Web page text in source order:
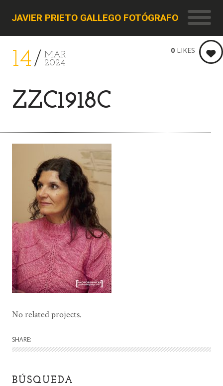
JAVIER PRIETO GALLEGO FOTÓGRAFO
14
MAR
2024
ZZC1918C
0 LIKES
No related projects.
SHARE:
BÚSQUEDA